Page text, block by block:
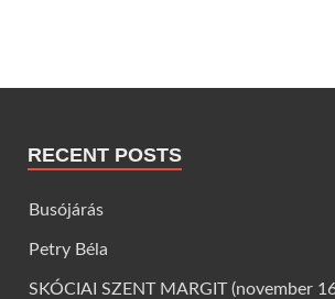
RECENT POSTS
Busójárás
Petry Béla
SKÓCIAI SZENT MARGIT (november